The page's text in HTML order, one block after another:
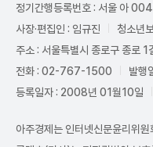
정기간행등록번호 : 서울 아
사장·편집인 : 임규진
청소년
주소 : 서울특별시 종로구 종로
전화 : 02-767-1500
발행
등록일자 : 2008년 01월10일
아주경제는 인터넷신문윤리위